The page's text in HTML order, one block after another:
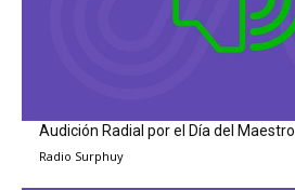
Audición Radial por el Día del Maestro
Radio Surphuy